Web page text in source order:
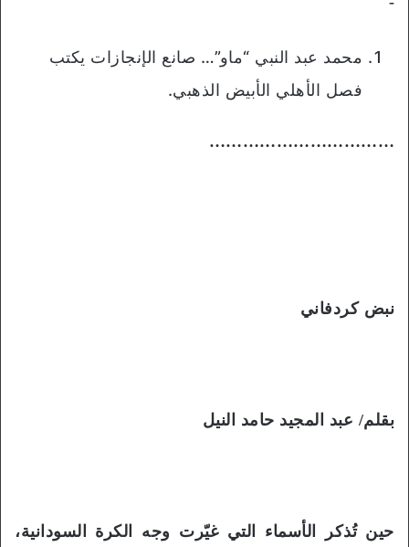
محمد عبد النبي “ماو”… صانع الإنجازات يكتب
فصل الأهلي الأبيض الذهبي.
……………………………
نبض كردفاني
بقلم/ عبد المجيد حامد النيل
حين تُذكر الأسماء التي غيّرت وجه الكرة السودانية،